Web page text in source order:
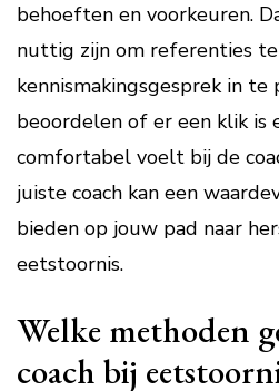
behoeften en voorkeuren.
nuttig zijn om referenties
kennismakingsgesprek in te
beoordelen of er een klik is
comfortabel voelt bij de
juiste coach kan een
bieden op jouw pad naar
eetstoornis.
Welke methoden
coach bij